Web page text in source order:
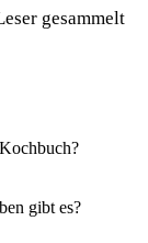
gesammelt
gibt es?